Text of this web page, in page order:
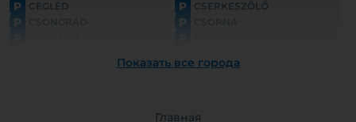
P CEGLÉD P CSERKESZŐLŐ
P P
P GYÖNGYÖS
P HOLLÓKŐ
Показать все города
Главная